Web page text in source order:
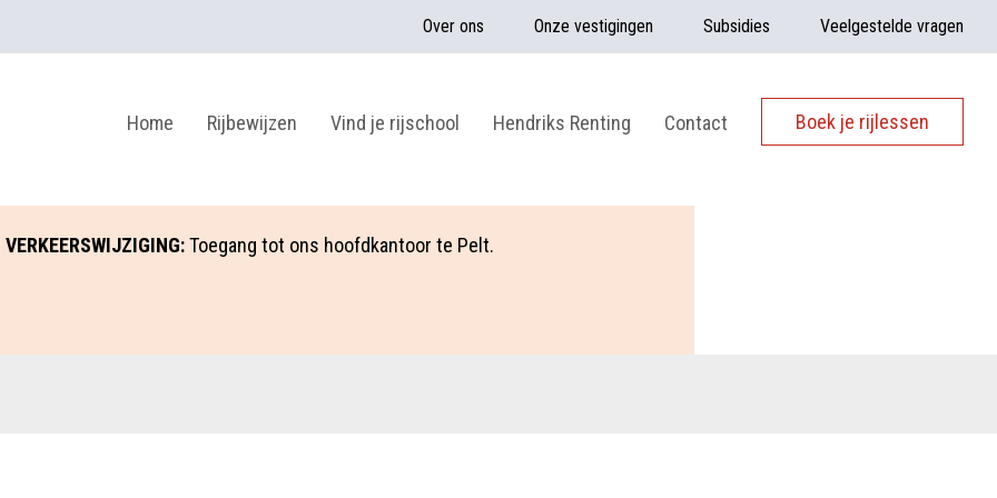
Over ons Onze vestigingen Subsidies Veelgestelde vragen
Home Rijbewijzen Vind je rijschool Hendriks Renting Contact Boek je rijlessen
VERKEERSWIJZIGING:Toegang tot ons hoofdkantoor te Pelt.